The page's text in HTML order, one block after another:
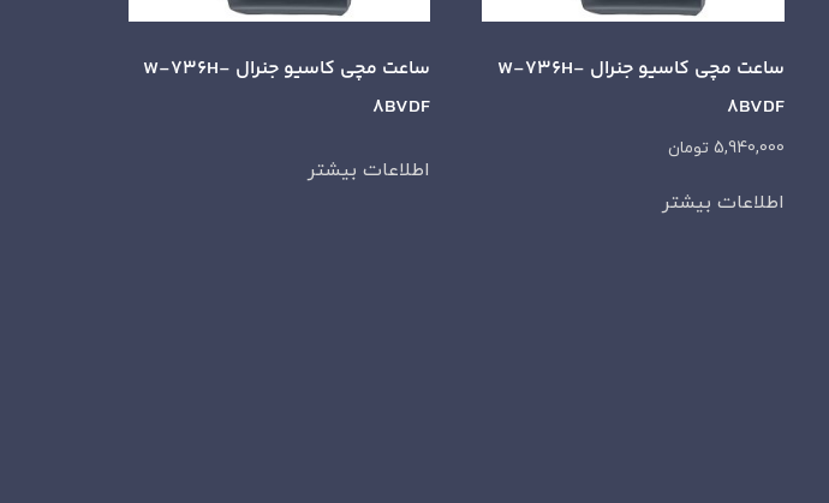
ساعت مچی کاسیو جنرال W-736H-
8BVDF
5,940,000 تومان
اطلاعات بیشتر
ساعت مچی کاسیو جنرال W-736H-
8BVDF
اطلاعات بیشتر